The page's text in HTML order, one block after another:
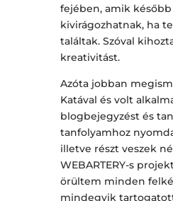
fejében, amik később
kivirágozhatnak, ha
találtak. Szóval
kreativitást.
Azóta jobban
Katával és volt
blogbejegyzést és
tanfolyamhoz
illetve részt veszek
WEBARTERY-s
örültem minden
mindegyik